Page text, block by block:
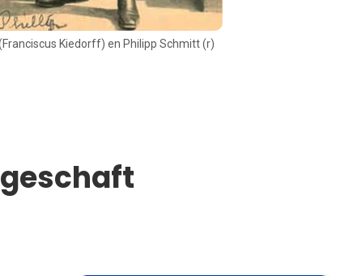
Kiedorff) en Philipp Schmitt (r)